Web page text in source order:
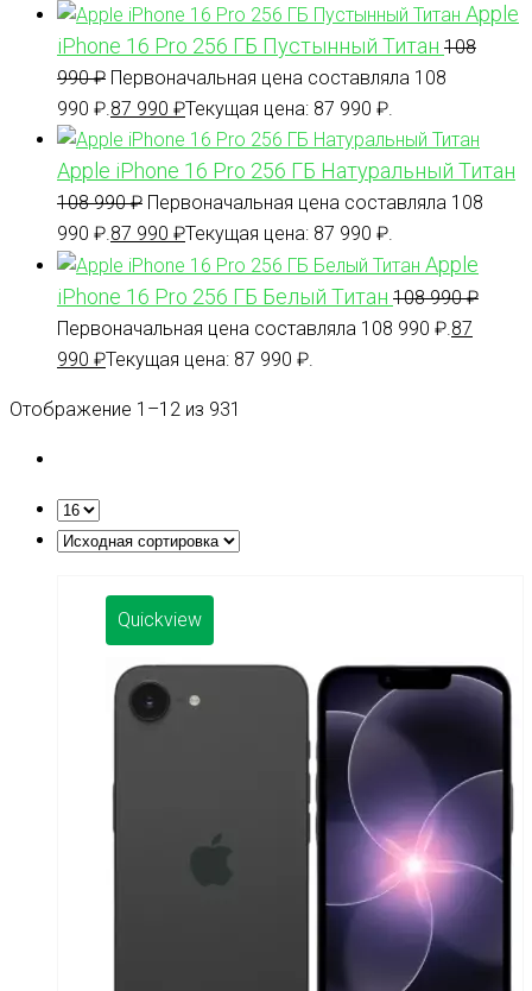
Apple
iPhone 16 Pro 256 ГБ Пустынный Титан 108
990₽ Первоначальная цена составляла 108
990 ₽.87 990 ₽Текущая цена: 87 990 ₽.
Apple iPhone 16 Pro 256 ГБ Натуральный Титан
108 990₽ Первоначальная цена составляла 108
990 ₽.87 990 ₽Текущая цена: 87 990 ₽.
Apple
iPhone 16 Pro 256 ГБ Белый Титан 108 990₽
Первоначальная цена составляла 108 990 ₽.87
990 ₽Текущая цена: 87 990 ₽.
Отображение 1–12 из 931
Quickview